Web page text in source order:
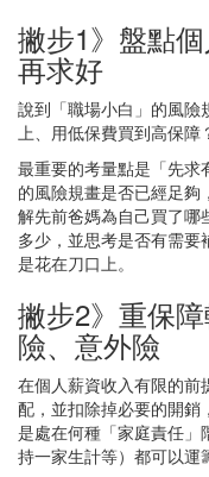
撇步1》盤點個
再求好
說到「職場小白」的風險
上、用低保費買到高保障
最重要的考量點是「先求
的風險規畫是否已經足夠
解先前爸媽為自己買了哪
多少，並思考是否有需
是花在刀口上。
撇步2》重保
險、意外險
在個人薪資收入有限的前
配，並扣除掉必要的開銷
是處在何種「家庭責任」
持一家生計等）都可以運